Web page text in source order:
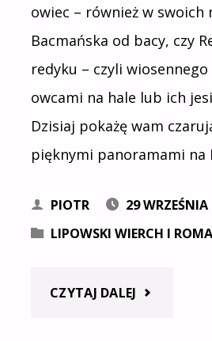
ŻABNICY
DOLNEJ"
owiec – również w swoich
Bacmańska od bacy, czy
redyku – czyli
owcami na hale lub ich
Dzisiaj pokażę wam
pięknymi panoramami na
PIOTR
29
LIPOWSKI WIERCH I
CZYTAJ DALEJ "HALA